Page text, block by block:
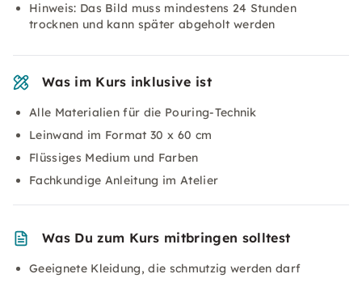
Hinweis: Das Bild muss mindestens 24 Stunden
trocknen und kann später abgeholt werden
Was im Kurs inklusive ist
Alle Materialien für die Pouring-Technik
Leinwand im Format 30 x 60 cm
Flüssiges Medium und Farben
Fachkundige Anleitung im Atelier
Was Du zum Kurs mitbringen solltest
Geeignete Kleidung, die schmutzig werden darf